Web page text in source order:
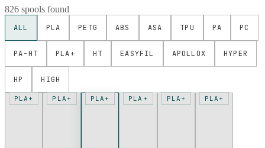
826 spools found
ALL PLA PETG ABS ASA TPU PA PC
PA-HT PLA+ HT EASYFIL APOLLOX HYPER
HP HIGH
PLA+ PLA+ PLA+ PLA+ PLA+ PLA+